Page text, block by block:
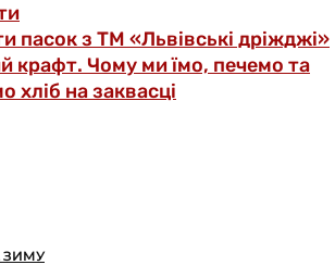
пасок з ТМ «Львівські дріжджі»
крафт. Чому ми їмо, печемо та
хліб на заквасці
ЗИМУ